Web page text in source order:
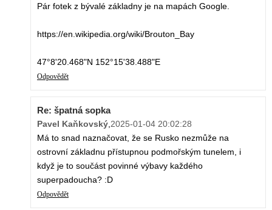
Pár fotek z bývalé základny je na mapách Google.
https://en.wikipedia.org/wiki/Brouton_Bay
47°8'20.468"N 152°15'38.488"E
Odpovědět
Re: špatná sopka
Pavel Kaňkovský 2025-01-04 20:02:28
Má to snad naznačovat, že se Rusko nezmůže na
ostrovní základnu přístupnou podmořským tunelem, i
když je to součást povinné výbavy každého
superpadoucha? :D
Odpovědět